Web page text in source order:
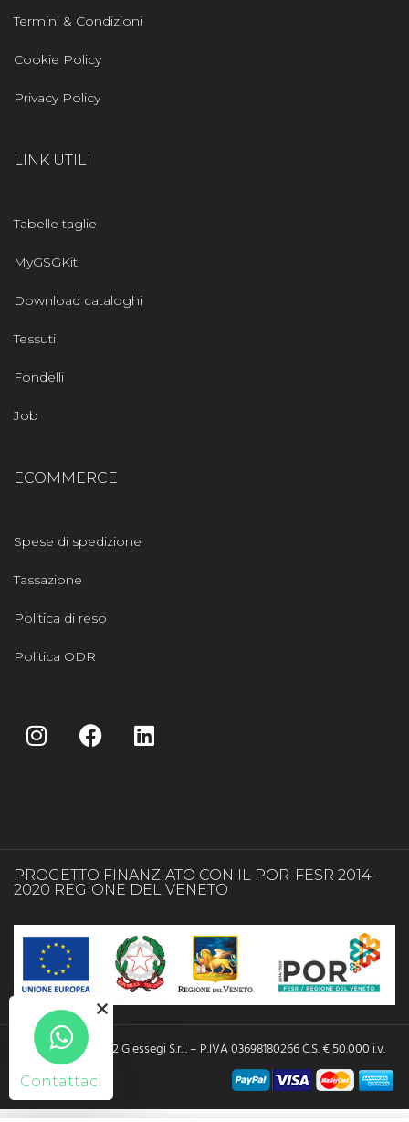
Contattaci
Termini & Condizioni
Cookie Policy
Privacy Policy
LINK UTILI
Tabelle taglie
MyGSGKit
Download cataloghi
Tessuti
Fondelli
Job
ECOMMERCE
Spese di spedizione
Tassazione
Politica di reso
Politica ODR
PROGETTO FINANZIATO CON IL POR-FESR 2014-
2020 REGIONE DEL VENETO
Copyright © 2022 Giessegi S.r.l. – P.IVA 03698180266 C.S. € 50.000 i.v.